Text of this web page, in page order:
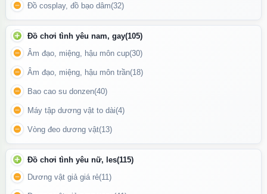
Vòng đeo dương vật Bicyclic Ring kèm điều khiển từ xa là người
bạn đồng hành hoàn hảo giúp quý ông tự tin, mạnh mẽ và làm
chủ mọi khoảnh khắc ân ái.
Cách sử dụng:
Sạc đầy pin cho sản phẩm trước khi dùng.
Đồ cosplay, đồ bạo dâm(32)
Đồ chơi tình yêu nam, gay(105)
Âm đạo, miệng, hậu môn cup(30)
Âm đạo, miệng, hậu môn trần(18)
Bao cao su donzen(40)
Máy tập dương vật to dài(4)
Vòng đeo dương vật(13)
Đồ chơi tình yêu nữ, les(115)
Dương vật giả giá rẻ(11)